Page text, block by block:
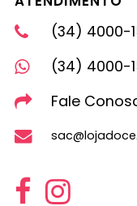
(34) 4000-
(34) 4000-
Fale